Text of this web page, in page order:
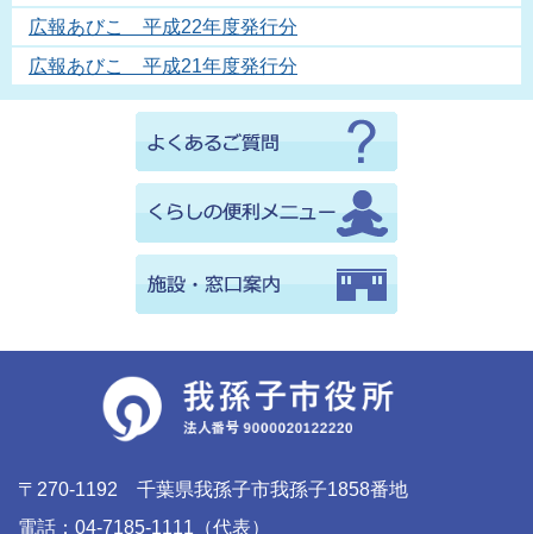
広報あびこ 平成22年度発行分
広報あびこ 平成21年度発行分
〒270-1192 千葉県我孫子市我孫子1858番地
電話：04-7185-1111（代表）